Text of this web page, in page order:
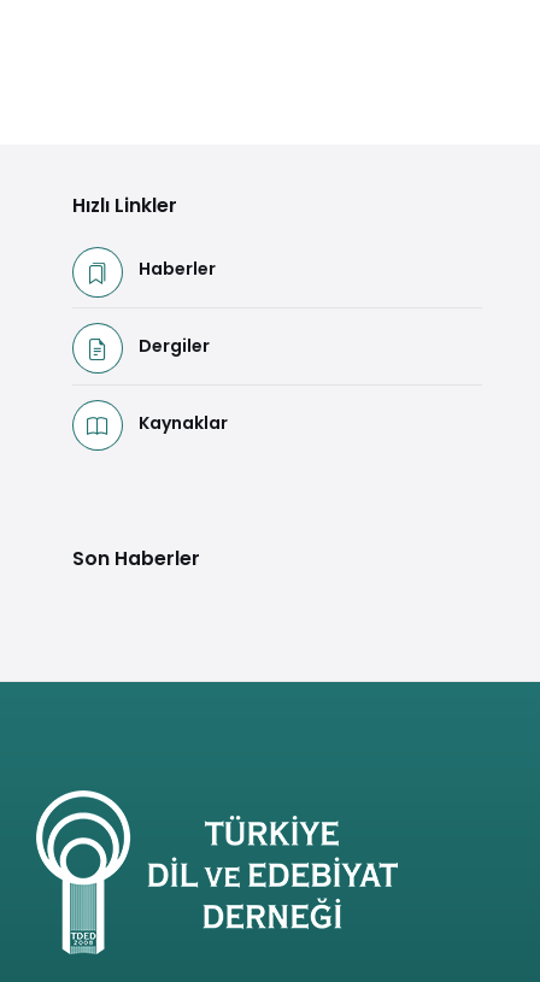
Hızlı Linkler
Haberler
Dergiler
Kaynaklar
Son Haberler